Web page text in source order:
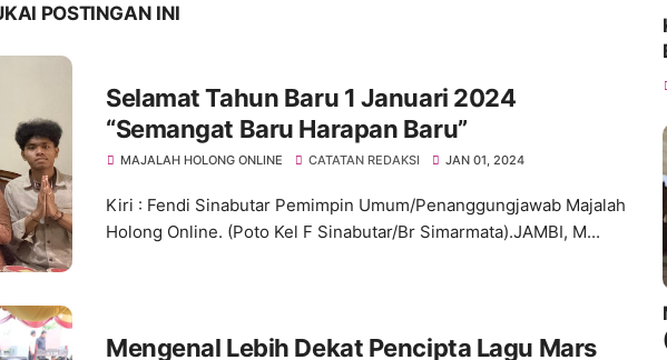
POSTINGAN INI
Selamat Tahun Baru 1 Januari 2024
“Semangat Baru Harapan Baru”
MAJALAH HOLONG ONLINE CATATAN REDAKSI JAN 01, 2024
Kiri : Fendi Sinabutar Pemimpin Umum/Penanggungjawab Majalah
Holong Online. (Poto Kel F Sinabutar/Br Simarmata).JAMBI, M...
Mengenal Lebih Dekat Pencipta Lagu Mars